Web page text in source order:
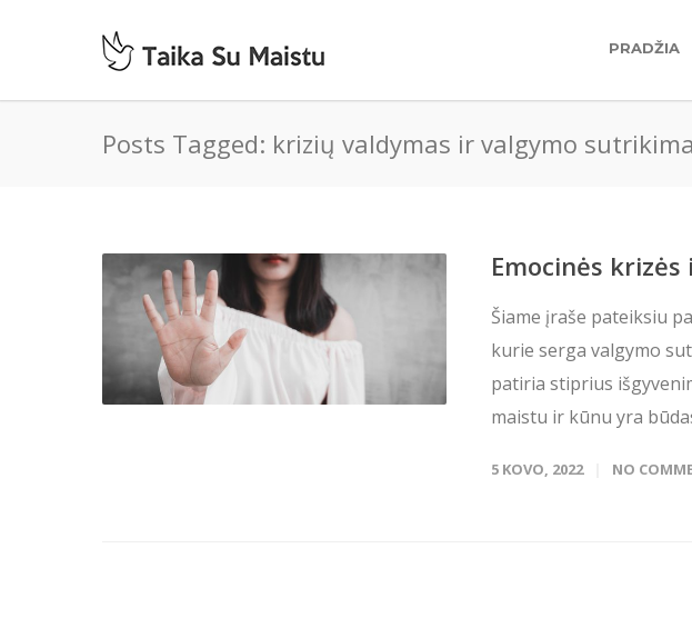
PRADŽIA
Posts Tagged: krizių valdymas ir valgymo
Emocinės
Šiame įraše pateiksiu
kurie serga valgymo
patiria stiprius
maistu ir kūnu yra
5 KOVO, 2022 NO